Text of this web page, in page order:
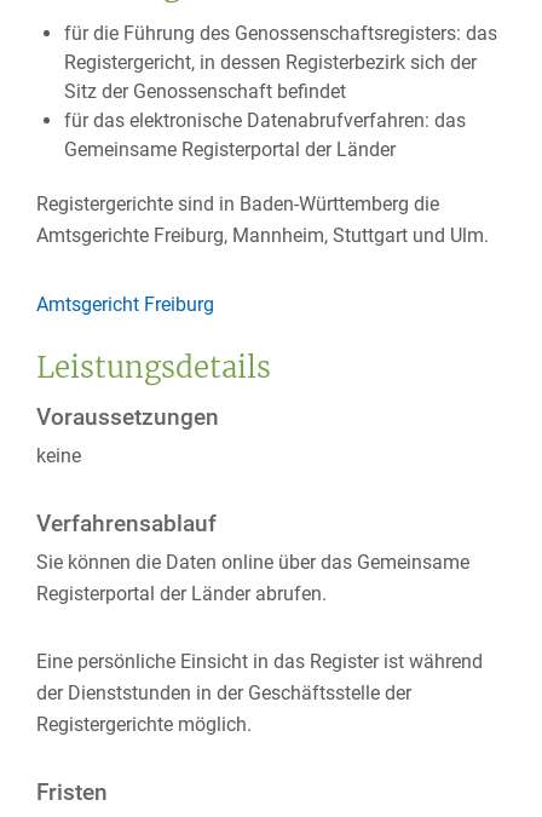
für die Führung des Genossenschaftsregisters: das
Registergericht, in dessen Registerbezirk sich der
Sitz der Genossenschaft befindet
für das elektronische Datenabrufverfahren: das
Gemeinsame Registerportal der Länder
Registergerichte sind in Baden-Württemberg die
Amtsgerichte Freiburg, Mannheim, Stuttgart und Ulm.
Amtsgericht Freiburg
Leistungsdetails
Voraussetzungen
keine
Verfahrensablauf
Sie können die Daten online über das Gemeinsame
Registerportal der Länder abrufen.
Eine persönliche Einsicht in das Register ist während
der Dienststunden in der Geschäftsstelle der
Registergerichte möglich.
Fristen